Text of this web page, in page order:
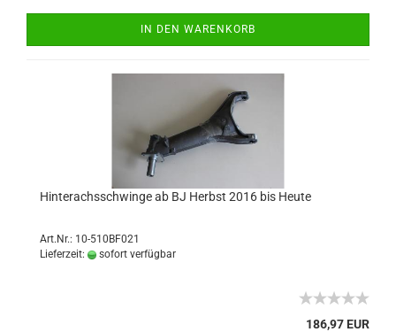
IN DEN WARENKORB
Hinterachsschwinge ab BJ Herbst 2016 bis Heute
Art.Nr.: 10-510BF021
Lieferzeit:
sofort verfügbar
186,97 EUR